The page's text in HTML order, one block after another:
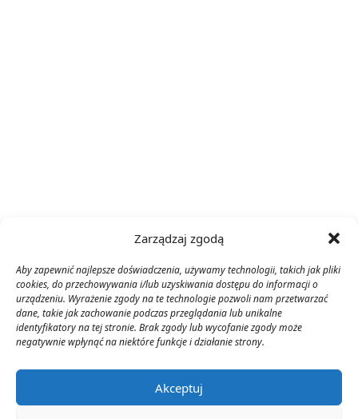
Zarządzaj zgodą
Aby zapewnić najlepsze doświadczenia, używamy technologii, takich jak pliki
cookies, do przechowywania i/lub uzyskiwania dostępu do informacji o
urządzeniu. Wyrażenie zgody na te technologie pozwoli nam przetwarzać
dane, takie jak zachowanie podczas przeglądania lub unikalne
identyfikatory na tej stronie. Brak zgody lub wycofanie zgody może
negatywnie wpłynąć na niektóre funkcje i działanie strony.
Akceptuj